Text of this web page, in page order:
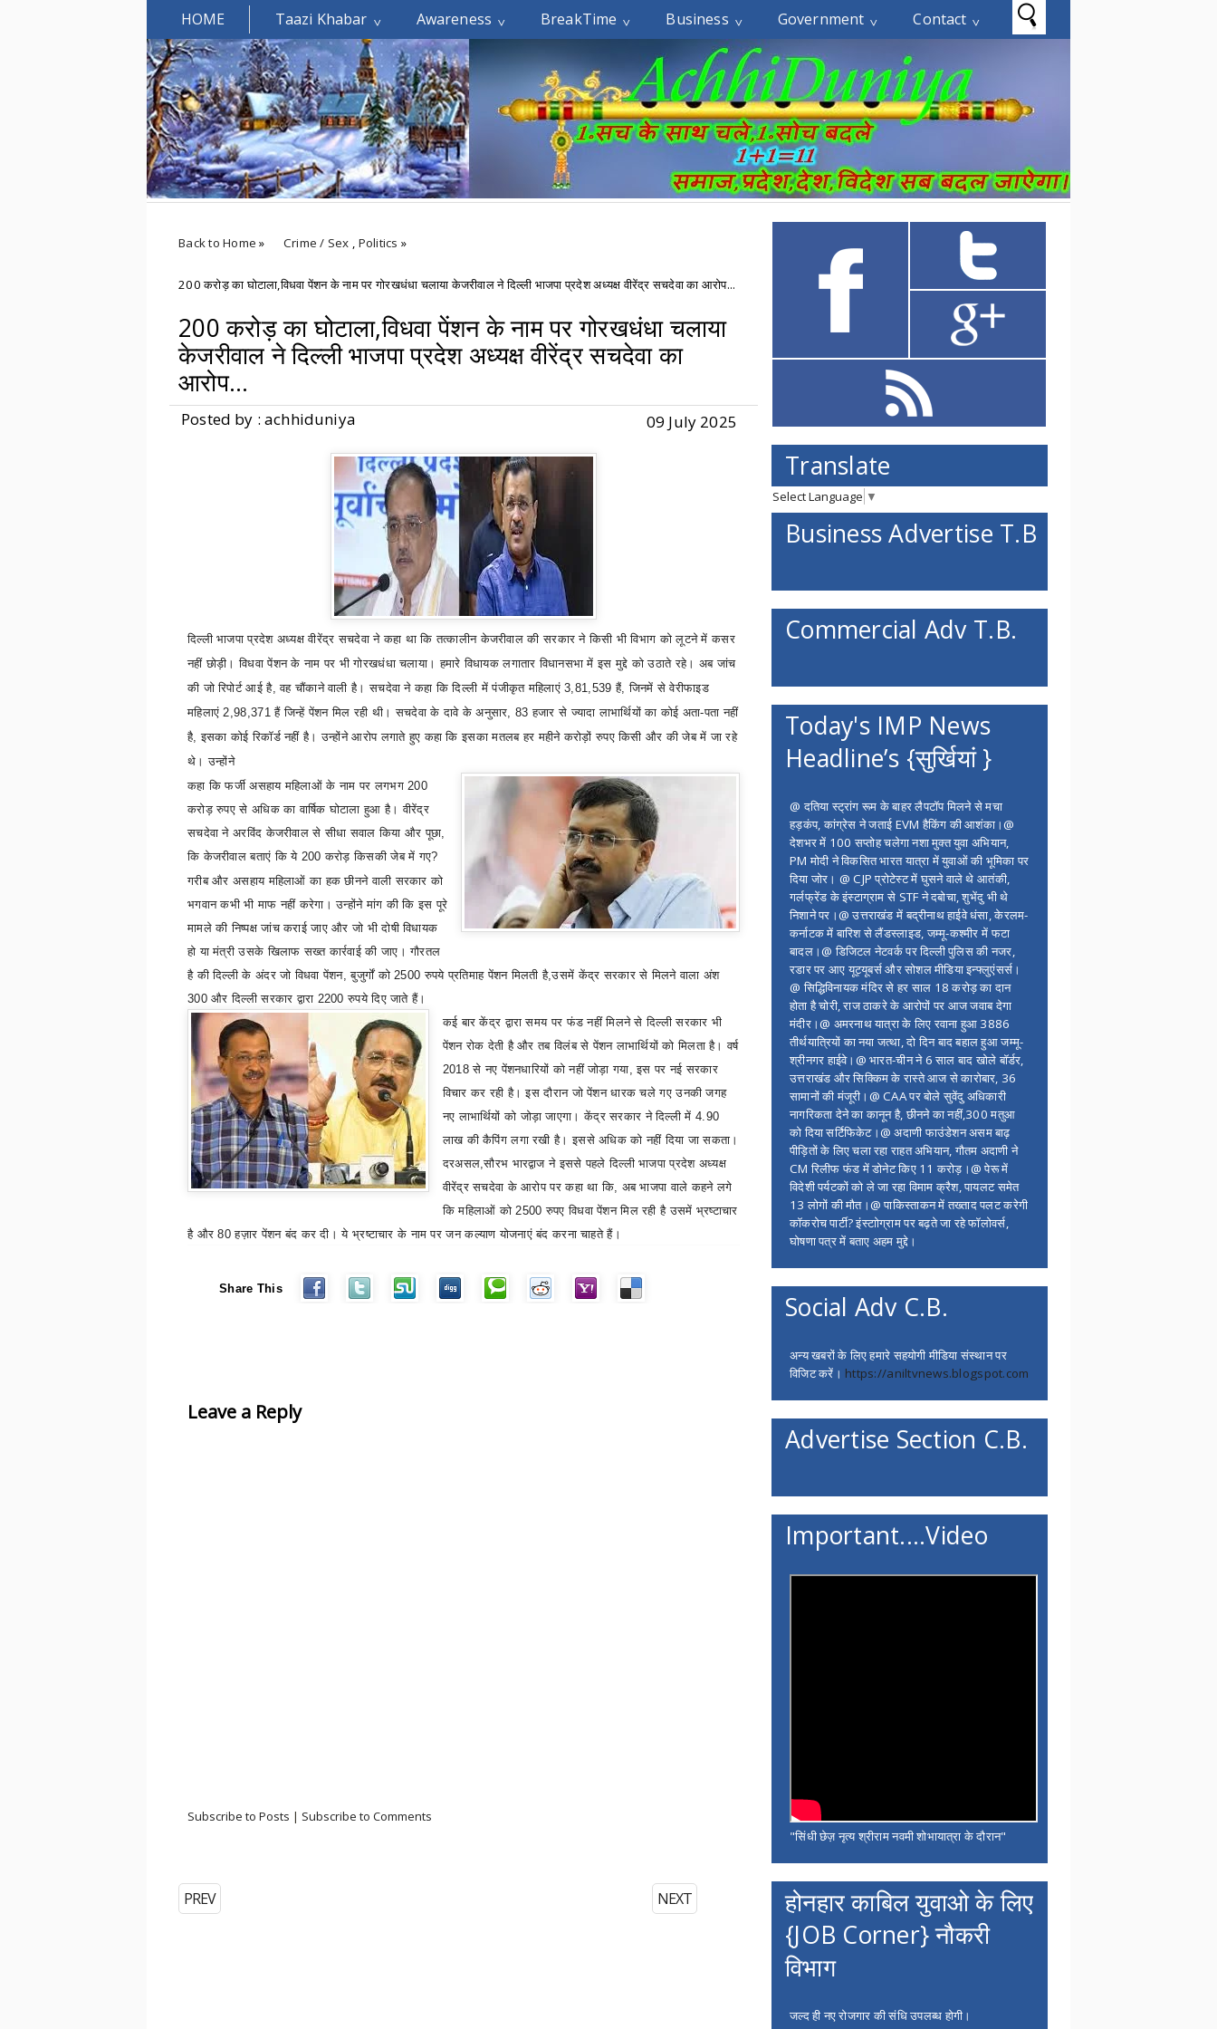
HOME Taazi Khabar Awareness BreakTime Business Government Contact
Welcomes You.....
Back to Home » Crime / Sex , Politics »
200 करोड़ का घोटाला,विधवा पेंशन के नाम पर गोरखधंधा चलाया केजरीवाल ने दिल्ली भाजपा प्रदेश अध्यक्ष वीरेंद्र सचदेवा का आरोप...
200 करोड़ का घोटाला,विधवा पेंशन के नाम पर गोरखधंधा चलाया
केजरीवाल ने दिल्ली भाजपा प्रदेश अध्यक्ष वीरेंद्र सचदेवा का
आरोप...
Posted by : achhiduniya 09 July 2025
दिल्ली भाजपा प्रदेश अध्यक्ष वीरेंद्र सचदेवा ने कहा था कि तत्कालीन केजरीवाल की सरकार ने किसी भी विभाग को लूटने में कसर
नहीं छोड़ी ।विधवा पेंशन के नाम पर भी गोरखधंधा चलाया। हमारे विधायक लगातार विधानसभा में इस मुद्दे को उठाते रहे । अब जांच
की जो रिपोर्ट आई है,वह चौंकाने वाली है ।सचदेवा ने कहा कि दिल्ली में पंजीकृत महिलाएं3,81,539हैं,जिनमें से वेरीफाइड
महिलाएं2,98,371हैं जिन्हें पेंशन मिल रही थी । सचदेवा के दावे के अनुसार, 83हजार से ज्यादा लाभार्थियों का कोई अता-पता नहीं
है,इसका कोई रिकॉर्ड नहीं है । उन्होंने आरोप लगाते हुए कहा कि इसका मतलब हर महीने करोड़ों रुपए किसी और की जेब में जा रहे
थे । उन्होंने
कहा कि फर्जी असहाय महिलाओं के नाम पर लगभग200
करोड़ रुपए से अधिक का वार्षिक घोटाला हुआ है ।वीरेंद्र
सचदेवा ने अरविंद केजरीवाल से सीधा सवाल किया और पूछा,
कि केजरीवाल बताएं कि ये 200करोड़ किसकी जेब में गए?
गरीब और असहाय महिलाओं का हक छीनने वाली सरकार को
भगवान कभी भी माफ नहीं करेगा। उन्होंने मांग की कि इस पूरे
मामले की निष्पक्ष जांच कराई जाए और जो भी दोषी विधायक
हो या मंत्री उसके खिलाफ सख्त कार्रवाई की जाए।गौरतल
है कीदिल्ली के अंदर जो विधवा पेंशन,बुजुर्गों को2500रुपये प्रतिमाह पेंशन मिलती है,उसमें केंद्र सरकार से मिलने वाला अंश
300और दिल्ली सरकार द्वारा 2200रुपये दिए जाते हैं।
कई बार केंद्र द्वारा समय पर फंड नहीं मिलने से दिल्ली सरकार भी
पेंशन रोक देती है और तब विलंब से पेंशन लाभार्थियों को मिलता है। वर्ष
2018से नए पेंशनधारियों को नहीं जोड़ा गया,इस पर नई सरकार
विचार कर रही है। इस दौरान जो पेंशन धारक चले गए उनकी जगह
नए लाभार्थियों को जोड़ा जाएगा। केंद्र सरकार ने दिल्ली में 4.90
लाख की कैपिंग लगा रखी है। इससे अधिक को नहीं दिया जा सकता।
दरअसल,सौरभ भारद्वाज ने इससे पहले दिल्ली भाजपा प्रदेश अध्यक्ष
वीरेंद्र सचदेवा के आरोप पर कहा था कि, अब भाजपावालेकहने लगे
कि महिलाओं को2500रुपए विधवा पेंशन मिल रही है उसमें भ्रष्टाचार
है और80हज़ार पेंशन बंद कर दी। ये भ्रष्टाचार के नाम पर जन कल्याण योजनाएं बंद करना चाहते हैं।
Share This
Leave a Reply
Subscribe to Posts | Subscribe to Comments
NEXT
PREV
Translate
Select Language ▼
Business Advertise T.B
Commercial Adv T.B.
Today's IMP News
Headline’s {सुर्खियां }
@ दतिया स्ट्रांग रूम के बाहर लैपटॉप मिलने से मचा
हड़कंप, कांग्रेस ने जताई EVM हैकिंग की आशंका।@
देशभर में 100 सप्ताेह चलेगा नशा मुक्त युवा अभियान,
PM मोदी ने विकसित भारत यात्रा में युवाओं की भूमिका पर
दिया जोर। @ CJP प्रोटेस्ट में घुसने वाले थे आतंकी,
गर्लफ्रेंड के इंस्टाग्राम से STF ने दबोचा, शुभेंदु भी थे
निशाने पर।@ उत्तराखंड में बद्रीनाथ हाईवे धंसा, केरलम-
कर्नाटक में बारिश से लैंडस्लाइड, जम्मू-कश्मीर में फटा
बादल।@ डिजिटल नेटवर्क पर दिल्ली पुलिस की नजर,
रडार पर आए यूट्यूबर्स और सोशल मीडिया इन्फ्लुएंसर्स।
@ सिद्धिविनायक मंदिर से हर साल 18 करोड़ का दान
होता है चोरी, राज ठाकरे के आरोपों पर आज जवाब देगा
मंदीर।@ अमरनाथ यात्रा के लिए रवाना हुआ 3886
तीर्थयात्रियों का नया जत्था, दो दिन बाद बहाल हुआ जम्मू-
श्रीनगर हाईवे।@ भारत-चीन ने 6 साल बाद खोले बॉर्डर,
उत्तराखंड और सिक्किम के रास्ते आज से कारोबार, 36
सामानों की मंजूरी।@ CAA पर बोले सुवेंदु अधिकारी
नागरिकता देने का कानून है, छीनने का नहीं,300 मतुआ
को दिया सर्टिफिकेट।@ अदाणी फाउंडेशन असम बाढ़
पीड़ितों के लिए चला रहा राहत अभियान, गौतम अदाणी ने
CM रिलीफ फंड में डोनेट किए 11 करोड़।@ पेरू में
विदेशी पर्यटकों को ले जा रहा विमाम क्रैश, पायलट समेत
13 लोगों की मौत।@ पाकिस्ताकन में तख्ताद पलट करेगी
कॉकरोच पार्टी? इंस्टाोग्राम पर बढ़ते जा रहे फॉलोवर्स,
घोषणा पत्र में बताए अहम मुद्दे।
Social Adv C.B.
अन्य खबरों के लिए हमारे सहयोगी मीडिया संस्थान पर
विजिट करें। https://aniltvnews.blogspot.com
Advertise Section C.B.
Important....Video
"सिंधी छेज़ नृत्य श्रीराम नवमी शोभायात्रा के दौरान"
होनहार काबिल युवाओ के लिए
{JOB Corner} नौकरी
विभाग
जल्द ही नए रोजगार की संधि उपलब्ध होगी।